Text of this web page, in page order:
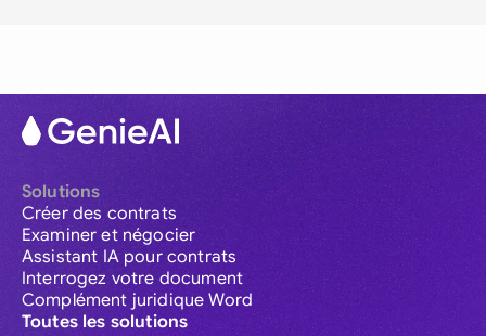
Solutions
Créer des contrats
Examiner et négocier
Assistant IA pour contrats
Interrogez votre document
Complément juridique Word
Toutes les solutions